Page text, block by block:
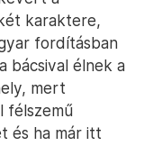
karaktere,
fordításban
bácsival élnek a
mert
félszemű
és ha már itt